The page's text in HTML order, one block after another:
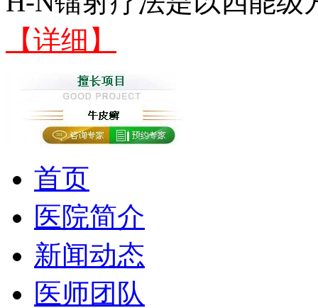
【详细】
首页
医院简介
新闻动态
医师团队